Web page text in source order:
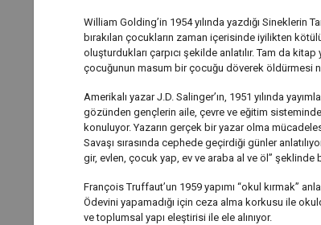
William Golding’in 1954 yılında yazdığı Sineklerin
bırakılan çocukların zaman içerisinde iyilikten
oluşturdukları çarpıcı şekilde anlatılır. Tam da
çocuğunun masum bir çocuğu döverek öldürmesi
Amerikalı yazar J.D. Salinger’ın, 1951 yılında
gözünden gençlerin aile, çevre ve eğitim
konuluyor. Yazarın gerçek bir yazar olma
Savaşı sırasında cephede geçirdiği günler
gir, evlen, çocuk yap, ev ve araba al ve öl”
François Truffaut’un 1959 yapımı “okul kırmak”
Ödevini yapamadığı için ceza alma korkusu ile
ve toplumsal yapı eleştirisi ile ele alınıyor.